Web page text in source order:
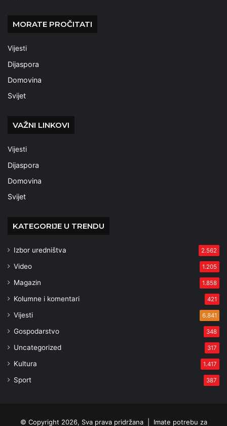
MORATE PROČITATI
Vijesti
Dijaspora
Domovina
Svijet
VAŽNI LINKOVI
Vijesti
Dijaspora
Domovina
Svijet
KATEGORIJE U TRENDU
Izbor uredništva 2.562
Video 1.205
Magazin 1.858
Kolumne i komentari 421
Vijesti 6.841
Gospodarstvo 348
Uncategorized 317
Kultura 1.417
Sport 387
© Copyright 2026, Sva prava pridržana | Imate potrebu za